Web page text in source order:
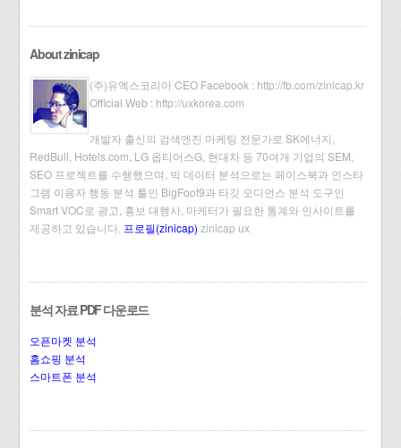
About zinicap
(주)유엑스코리아 CEO Facebook : http://fb.com/zinicap.kr
Official Web : http://uxkorea.com
개발자 출신의 검색엔진 마케팅 전문가로 SK에너지,
RedBull, Hotels.com, LG 옵티머스G, 현대차 등 70여개 기업의 SEM,
SEO 프로젝트를 수행했으며, 빅 데이터 분석으로는 페이스북과 인스타
그램 이용자 행동 분석 툴인 BigFoot9과 타깃 오디언스 분석 도구인
Smart VOC로 광고, 홍보 대행사, 마케터가 필요한 통계와 인사이트를
제공하고 있습니다. 프로필(zinicap) zinicap ux
분석 자료 PDF 다운로드
오픈마켓 분석
홈쇼핑 분석
스마트폰 분석